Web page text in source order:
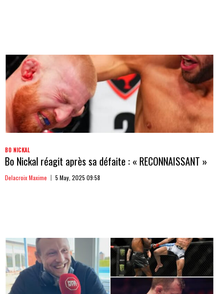
BO NICKAL
Bo Nickal réagit après sa défaite : « RECONNAISSANT »
Delacroix Maxime 5 May, 2025 09:58